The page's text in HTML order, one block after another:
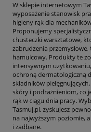
W sklepie internetowym
wyposażenie stanowisk
higieny rąk dla
Proponujemy
chusteczki warsztatowe,
zabrudzenia przemysłowe,
hamulcowy. Produkty te
intensywnym użytkowaniu,
ochroną dermatologiczną
składników
skóry i podrażnieniom, co
rąk w ciągu dnia pracy.
Tasmuj.pl, zyskujesz
na najwyższym poziomie,
i zadbane.